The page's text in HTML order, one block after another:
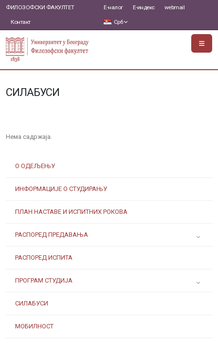
ФИЛОЗОФСКИ ФАКУЛТЕТ
Контакт
Е-налог Е-индекс webmail
Срб
СИЛАБУСИ
О ОДЕЉЕЊУ
ИНФОРМАЦИЈЕ О СТУДИРАЊУ
ПЛАН НАСТАВЕ И ИСПИТНИХ РОКОВА
РАСПОРЕД ПРЕДАВАЊА
РАСПОРЕД ИСПИТА
ПРОГРАМ СТУДИЈА
СИЛАБУСИ
МОБИЛНОСТ
Нема садржаја.